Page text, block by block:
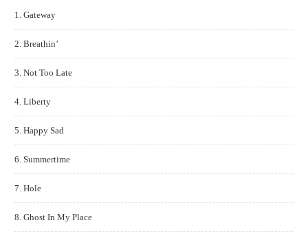
1. Gateway
2. Breathin’
3. Not Too Late
4. Liberty
5. Happy Sad
6. Summertime
7. Hole
8. Ghost In My Place